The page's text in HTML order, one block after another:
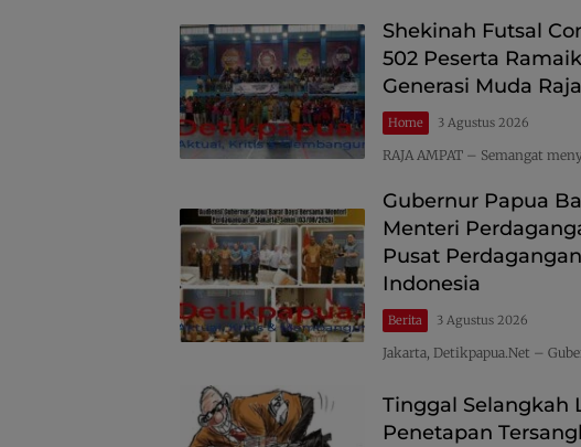
Shekinah Futsal
502 Peserta
Generasi Muda
Home 3 Agustus 2026
RAJA AMPAT – Semangat
Gubernur Papua
Menteri
Pusat
Indonesia
Berita 3 Agustus 2026
Jakarta, Detikpapua.Net –
Tinggal Selangkah
Penetapan